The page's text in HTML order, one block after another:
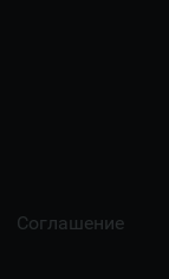
Соглашение